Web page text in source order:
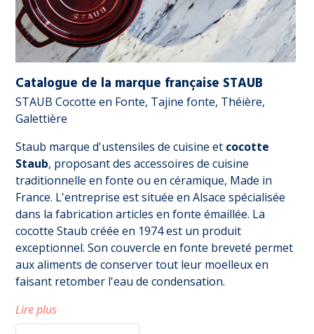
Catalogue de la marque française STAUB
STAUB Cocotte en Fonte, Tajine fonte, Théière,
Galettière
Staub marque d'ustensiles de cuisine et cocotte
Staub, proposant des accessoires de cuisine
traditionnelle en fonte ou en céramique, Made in
France. L'entreprise est située en Alsace spécialisée
dans la fabrication articles en fonte émaillée. La
cocotte Staub créée en 1974 est un produit
exceptionnel. Son couvercle en fonte breveté permet
aux aliments de conserver tout leur moelleux en
faisant retomber l'eau de condensation.
Lire plus